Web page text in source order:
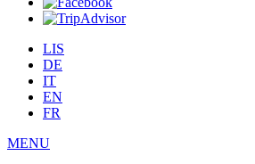
LIS
DE
IT
EN
FR
MENU